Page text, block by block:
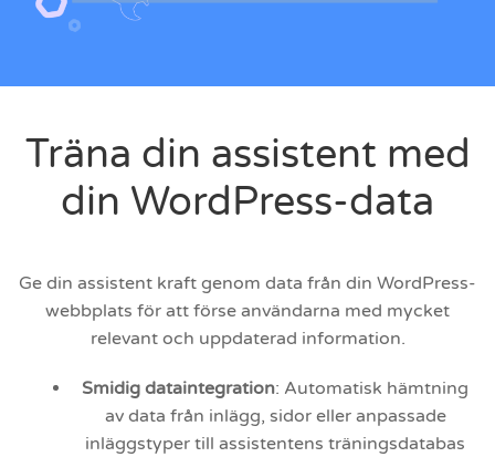
Träna din assistent med
din WordPress-data
Ge din assistent kraft genom data från din WordPress-
webbplats för att förse användarna med mycket
relevant och uppdaterad information.
Smidig dataintegration: Automatisk hämtning
av data från inlägg, sidor eller anpassade
inläggstyper till assistentens träningsdatabas